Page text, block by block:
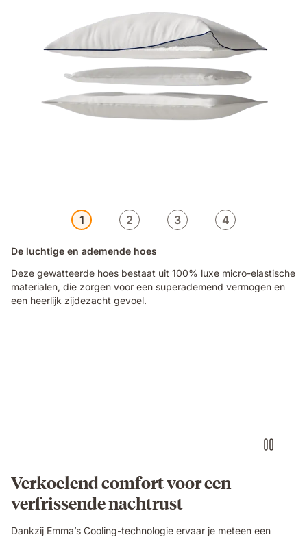
1 2 3 4
De luchtige en ademende hoes
Deze gewatteerde hoes bestaat uit 100% luxe micro-elastische
materialen, die zorgen voor een superademend vermogen en
een heerlijk zijdezacht gevoel.
Verkoelend comfort voor een
verfrissende nachtrust
Dankzij Emma’s Cooling-technologie ervaar je meteen een